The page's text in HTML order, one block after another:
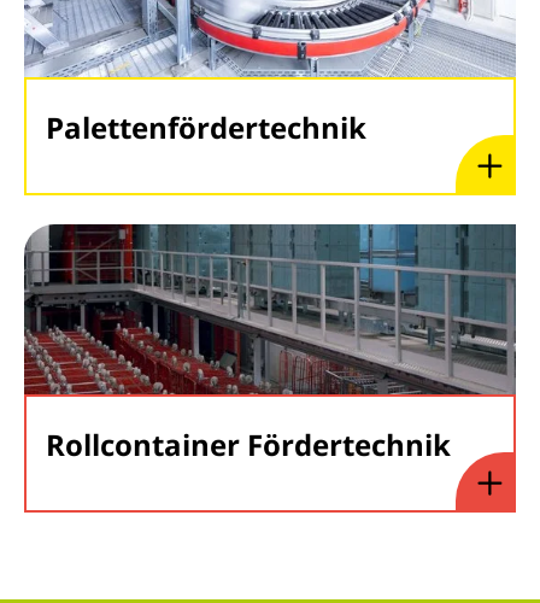
Palettenfördertechnik
Rollcontainer Fördertechnik